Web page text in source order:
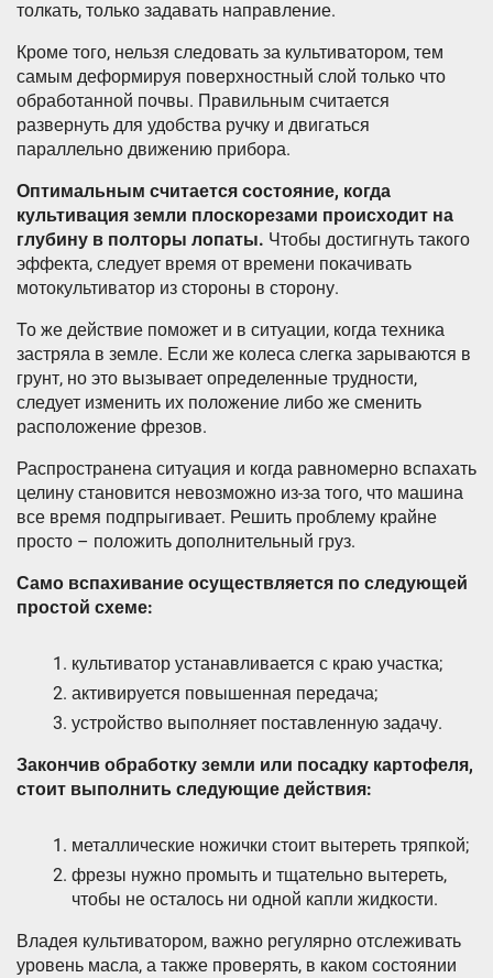
толкать, только задавать направление.
Кроме того, нельзя следовать за культиватором, тем
самым деформируя поверхностный слой только что
обработанной почвы. Правильным считается
развернуть для удобства ручку и двигаться
параллельно движению прибора.
Оптимальным считается состояние, когда
культивация земли плоскорезами происходит на
глубину в полторы лопаты. Чтобы достигнуть такого
эффекта, следует время от времени покачивать
мотокультиватор из стороны в сторону.
То же действие поможет и в ситуации, когда техника
застряла в земле. Если же колеса слегка зарываются в
грунт, но это вызывает определенные трудности,
следует изменить их положение либо же сменить
расположение фрезов.
Распространена ситуация и когда равномерно вспахать
целину становится невозможно из-за того, что машина
все время подпрыгивает. Решить проблему крайне
просто – положить дополнительный груз.
Само вспахивание осуществляется по следующей
простой схеме:
культиватор устанавливается с краю участка;
активируется повышенная передача;
устройство выполняет поставленную задачу.
Закончив обработку земли или посадку картофеля,
стоит выполнить следующие действия:
металлические ножички стоит вытереть тряпкой;
фрезы нужно промыть и тщательно вытереть,
чтобы не осталось ни одной капли жидкости.
Владея культиватором, важно регулярно отслеживать
уровень масла, а также проверять, в каком состоянии